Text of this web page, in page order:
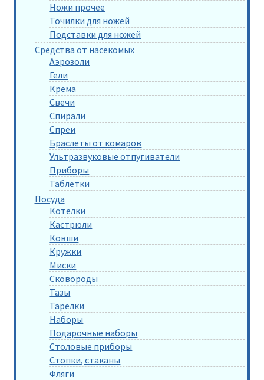
Ножи прочее
Точилки для ножей
Подставки для ножей
Средства от насекомых
Аэрозоли
Гели
Крема
Свечи
Спирали
Спреи
Браслеты от комаров
Ультразвуковые отпугиватели
Приборы
Таблетки
Посуда
Котелки
Кастрюли
Ковши
Кружки
Миски
Сковороды
Тазы
Тарелки
Наборы
Подарочные наборы
Столовые приборы
Стопки, стаканы
Фляги